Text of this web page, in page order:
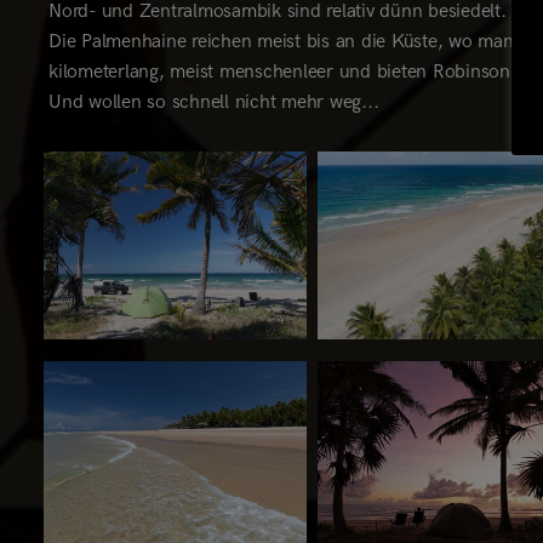
Nord- und Zentralmosambik sind relativ dünn besiedelt. In
Die Palmenhaine reichen meist bis an die Küste, wo man
kilometerlang, meist menschenleer und bieten Robinson-
Und wollen so schnell nicht mehr weg...